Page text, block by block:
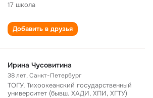
17 школа
Добавить в друзья
Ирина Чусовитина
38 лет,Санкт-Петербург
ТОГУ, Тихоокеанский государственный
университет (бывш. ХАДИ, ХПИ, ХГТУ)